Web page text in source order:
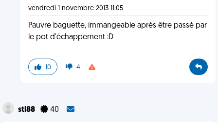
vendredi 1 novembre 2013 11:05
Pauvre baguette, immangeable après être passé par
le pot d'échappement :D
10 4
stl88 40